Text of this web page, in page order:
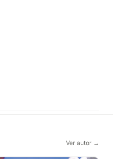
Ver autor →